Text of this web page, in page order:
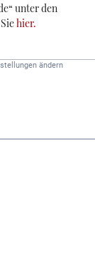
unter den
hier.
ändern